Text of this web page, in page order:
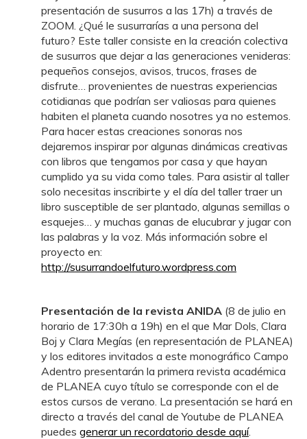
presentación de susurros a las 17h) a través de
ZOOM. ¿Qué le susurrarías a una persona del
futuro? Este taller consiste en la creación colectiva
de susurros que dejar a las generaciones venideras:
pequeños consejos, avisos, trucos, frases de
disfrute… provenientes de nuestras experiencias
cotidianas que podrían ser valiosas para quienes
habiten el planeta cuando nosotres ya no estemos.
Para hacer estas creaciones sonoras nos
dejaremos inspirar por algunas dinámicas creativas
con libros que tengamos por casa y que hayan
cumplido ya su vida como tales. Para asistir al taller
solo necesitas inscribirte y el día del taller traer un
libro susceptible de ser plantado, algunas semillas o
esquejes… y muchas ganas de elucubrar y jugar con
las palabras y la voz. Más información sobre el
proyecto en:
http://susurrandoelfuturo.wordpress.com
Presentación de la revista ANIDA (8 de julio en
horario de 17:30h a 19h) en el que Mar Dols, Clara
Boj y Clara Megías (en representación de PLANEA)
y los editores invitados a este monográfico Campo
Adentro presentarán la primera revista académica
de PLANEA cuyo título se corresponde con el de
estos cursos de verano. La presentación se hará en
directo a través del canal de Youtube de PLANEA
puedes generar un recordatorio desde aquí.